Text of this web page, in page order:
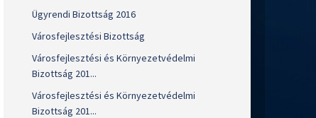
Ügyrendi Bizottság 2016
Városfejlesztési Bizottság
Városfejlesztési és Környezetvédelmi
Bizottság 201...
Városfejlesztési és Környezetvédelmi
Bizottság 201...